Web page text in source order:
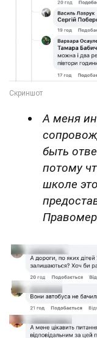
А меня
быть
потому
школе